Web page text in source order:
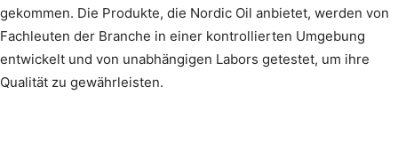
gekommen. Die Produkte, die Nordic Oil anbietet, werden von
Fachleuten der Branche in einer kontrollierten Umgebung
entwickelt und von unabhängigen Labors getestet, um ihre
Qualität zu gewährleisten.